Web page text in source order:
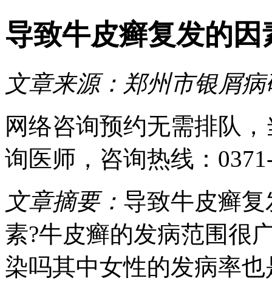
导致牛皮癣复发的因
文章来源： 郑州市银屑
网络咨询预约无需排队
询医师 ，咨询热线：
文章摘要： 导致牛皮癣
素?牛皮癣的发病范围很
染吗其中女性的发病率